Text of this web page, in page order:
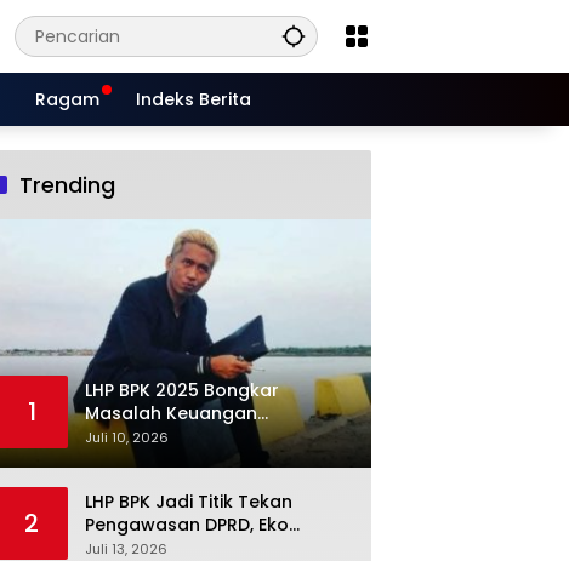
Ragam Indeks Berita
Trending
1
LHP BPK 2025 Bongkar
Masalah Keuangan
Situbondo, Potensi Miliaran
Rupiah Masih Belum Terkelola
Juli 10, 2026
2
LHP BPK Jadi Titik Tekan
Pengawasan DPRD, Eko
Febriyanto Datangi Komisi IV
Juli 13, 2026